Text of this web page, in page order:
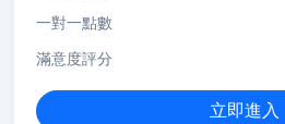
一對一點數
滿意度評分
立即進入